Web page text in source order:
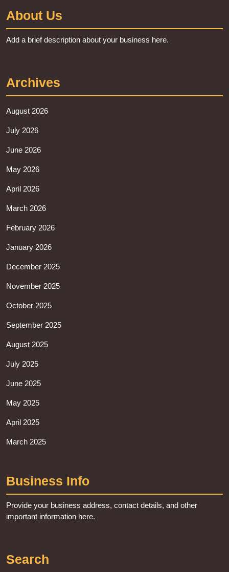
About Us
Add a brief description about your business here.
Archives
August 2026
July 2026
June 2026
May 2026
April 2026
March 2026
February 2026
January 2026
December 2025
November 2025
October 2025
September 2025
August 2025
July 2025
June 2025
May 2025
April 2025
March 2025
Business Info
Provide your business address, contact details, and other
important information here.
Search